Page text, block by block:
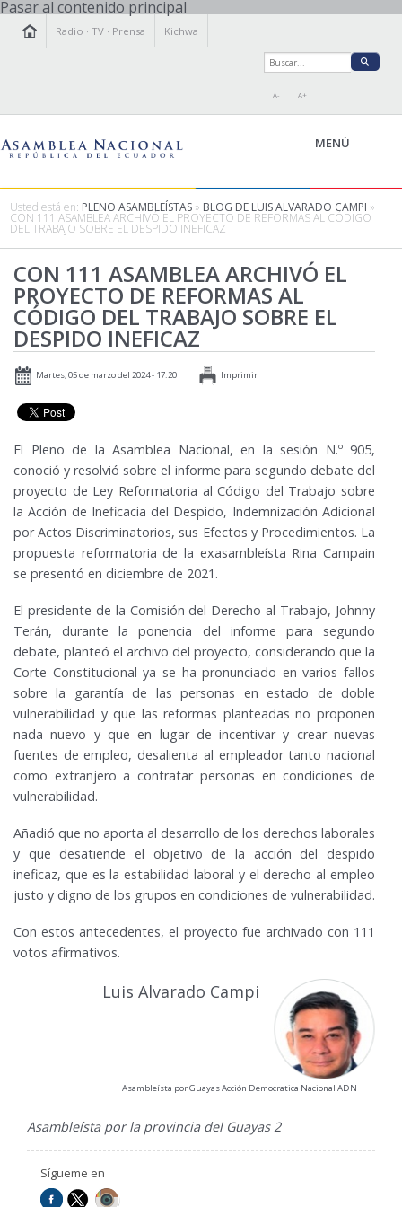
Pasar al contenido principal
Radio ·TV · Prensa Kichwa
A- A+
MENÚ
LEGISLAMOS
FISCALIZAMOS
TRANSPARENCIA
PRENSA
PARTICIPACIÓN
RELACIONES INTERNACIONALES
AGENDA
Usted está en: PLENO ASAMBLEÍSTAS » BLOG DE LUIS ALVARADO CAMPI »
CON 111 ASAMBLEA ARCHIVÓ EL PROYECTO DE REFORMAS AL CÓDIGO
DEL TRABAJO SOBRE EL DESPIDO INEFICAZ
CON 111 ASAMBLEA ARCHIVÓ EL
PROYECTO DE REFORMAS AL
CÓDIGO DEL TRABAJO SOBRE EL
DESPIDO INEFICAZ
Martes, 05 de marzo del 2024 - 17:20 Imprimir
El Pleno de la Asamblea Nacional, en la sesión N.º 905,
conoció y resolvió sobre el informe para segundo debate del
proyecto de Ley Reformatoria al Código del Trabajo sobre
la Acción de Ineficacia del Despido, Indemnización Adicional
por Actos Discriminatorios, sus Efectos y Procedimientos. La
propuesta reformatoria de la exasambleísta Rina Campain
se presentó en diciembre de 2021.
El presidente de la Comisión del Derecho al Trabajo, Johnny
Terán, durante la ponencia del informe para segundo
debate, planteó el archivo del proyecto, considerando que la
Corte Constitucional ya se ha pronunciado en varios fallos
sobre la garantía de las personas en estado de doble
vulnerabilidad y que las reformas planteadas no proponen
nada nuevo y que en lugar de incentivar y crear nuevas
fuentes de empleo, desalienta al empleador tanto nacional
como extranjero a contratar personas en condiciones de
vulnerabilidad.
Añadió que no aporta al desarrollo de los derechos laborales
y que desatiende el objetivo de la acción del despido
ineficaz, que es la estabilidad laboral y el derecho al empleo
justo y digno de los grupos en condiciones de vulnerabilidad.
Con estos antecedentes, el proyecto fue archivado con 111
votos afirmativos.
Luis Alvarado Campi
Asambleísta por Guayas Acción Democratica Nacional ADN
Asambleísta por la provincia del Guayas 2
Sígueme en